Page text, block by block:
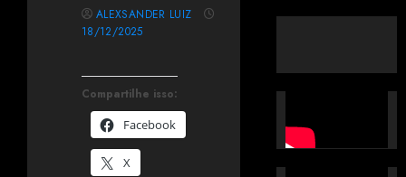
Compartilhe isso:
Facebook
X
ALEXSANDER LUIZ
18/12/2025